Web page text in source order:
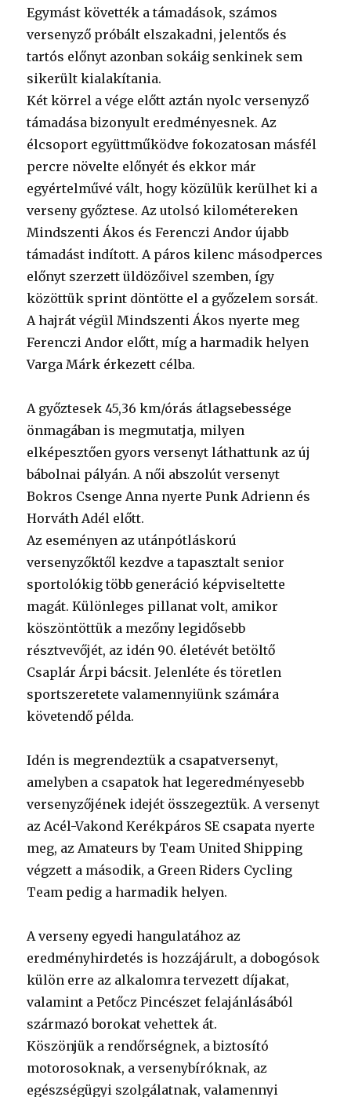
Egymást követték a támadások, számos
versenyző próbált elszakadni, jelentős és
tartós előnyt azonban sokáig senkinek sem
sikerült kialakítania.
Két körrel a vége előtt aztán nyolc versenyző
támadása bizonyult eredményesnek. Az
élcsoport együttműködve fokozatosan másfél
percre növelte előnyét és ekkor már
egyértelművé vált, hogy közülük kerülhet ki a
verseny győztese. Az utolsó kilométereken
Mindszenti Ákos és Ferenczi Andor újabb
támadást indított. A páros kilenc másodperces
előnyt szerzett üldözőivel szemben, így
közöttük sprint döntötte el a győzelem sorsát.
A hajrát végül Mindszenti Ákos nyerte meg
Ferenczi Andor előtt, míg a harmadik helyen
Varga Márk érkezett célba.
A győztesek 45,36 km/órás átlagsebessége
önmagában is megmutatja, milyen
elképesztően gyors versenyt láthattunk az új
bábolnai pályán. A női abszolút versenyt
Bokros Csenge Anna nyerte Punk Adrienn és
Horváth Adél előtt.
Az eseményen az utánpótláskorú
versenyzőktől kezdve a tapasztalt senior
sportolókig több generáció képviseltette
magát. Különleges pillanat volt, amikor
köszöntöttük a mezőny legidősebb
résztvevőjét, az idén 90. életévét betöltő
Csaplár Árpi bácsit. Jelenléte és töretlen
sportszeretete valamennyiünk számára
követendő példa.
Idén is megrendeztük a csapatversenyt,
amelyben a csapatok hat legeredményesebb
versenyzőjének idejét összegeztük. A versenyt
az Acél-Vakond Kerékpáros SE csapata nyerte
meg, az Amateurs by Team United Shipping
végzett a második, a Green Riders Cycling
Team pedig a harmadik helyen.
A verseny egyedi hangulatához az
eredményhirdetés is hozzájárult, a dobogósok
külön erre az alkalomra tervezett díjakat,
valamint a Petőcz Pincészet felajánlásából
származó borokat vehettek át.
Köszönjük a rendőrségnek, a biztosító
motorosoknak, a versenybíróknak, az
egészségügyi szolgálatnak, valamennyi